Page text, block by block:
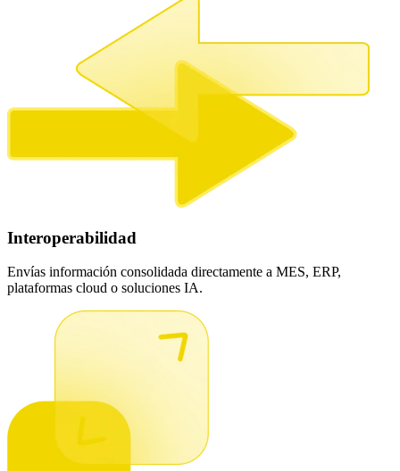
Interoperabilidad
Envías información consolidada directamente a MES, ERP,
plataformas cloud o soluciones IA.